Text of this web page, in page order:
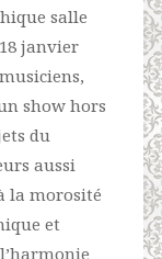
salle
janvier
show hors
du
aussi
la morosité
et